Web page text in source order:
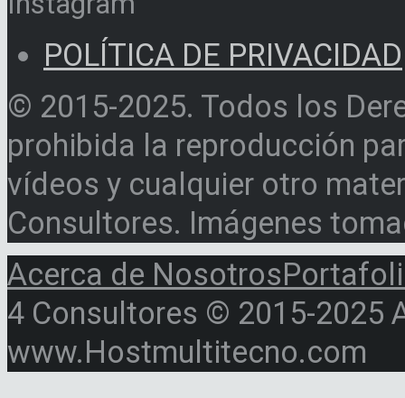
POLÍTICA DE PRIVACIDAD
© 2015-2025. Todos los
prohibida la reproducción
vídeos y cualquier otro
Consultores. Imágenes
Acerca de Nosotros
4 Consultores © 2015-2025
www.Hostmultitecno.com